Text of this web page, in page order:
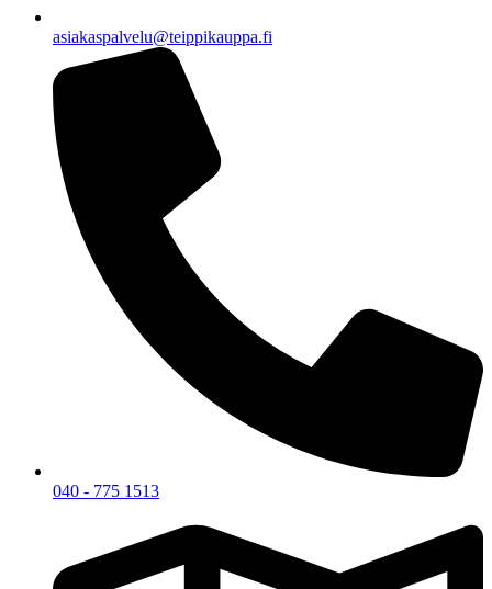
asiakaspalvelu@teippikauppa.fi
040 - 775 1513